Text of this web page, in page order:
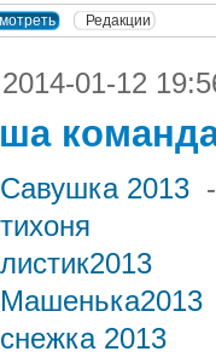
Редакции
2014-01-12
Савушка 2013-
тихоня
листик2013
Машенька2013
снежка 2013